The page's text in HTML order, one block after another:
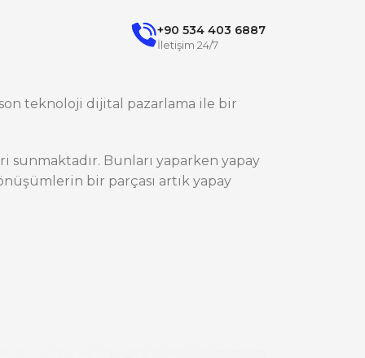
+90 534 403 6887
İletişim 24/7
teknoloji dijital pazarlama ile bir
Bunları yaparken yapay
bir parçası artık yapay